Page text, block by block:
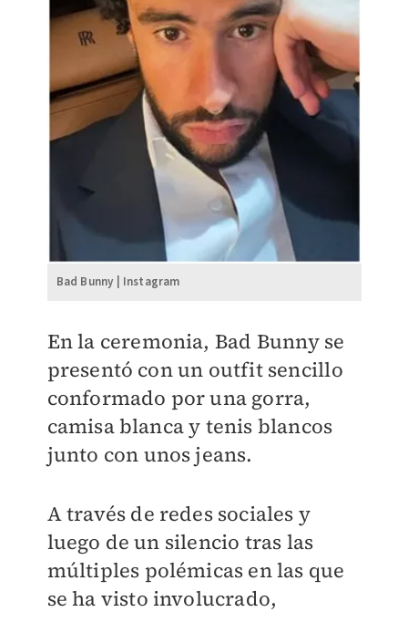
Bad Bunny | Instagram
En la ceremonia, Bad Bunny se
presentó con un outfit sencillo
conformado por una gorra,
camisa blanca y tenis blancos
junto con unos jeans.
A través de redes sociales y
luego de un silencio tras las
múltiples polémicas en las que
se ha visto involucrado,